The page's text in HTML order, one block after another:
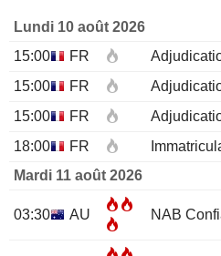
Lundi 10 août 2026
15:00
FR
15:00
FR
15:00
FR
18:00
FR
Mardi 11 août 2026
03:30 AU